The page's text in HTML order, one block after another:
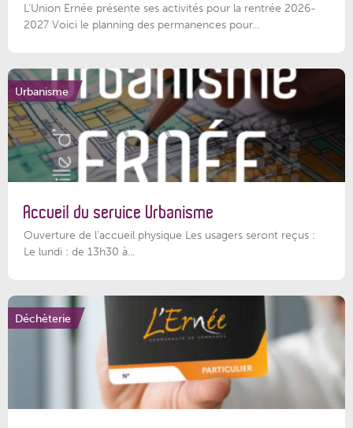
L'Union Ernée présente ses activités pour la rentrée 2026-
2027 Voici le planning des permanences pour...
Urbanisme
Accueil du service Urbanisme
Ouverture de l'accueil physique Les usagers seront reçus :
Le lundi : de 13h30 à...
Déchèterie